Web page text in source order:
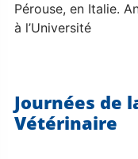
Pérouse, en Italie.
à l’Université
Journées de
Vétérinaire